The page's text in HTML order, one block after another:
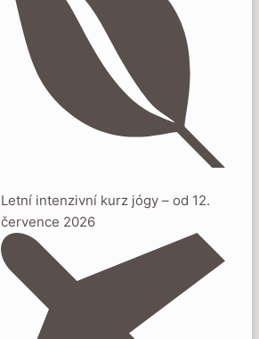
Letní intenzivní kurz jógy – od 12.
července 2026